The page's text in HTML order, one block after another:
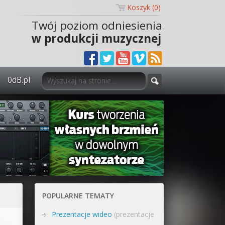
Koszyk (0)
Twój poziom odniesienia
w produkcji muzycznej
0dB.pl
0dB.pl - informacje
Newsletter
Materiały dla mediów
Archiwum aktualności
POPULARNE TEMATY
Prezentacje wideo (prezentacje